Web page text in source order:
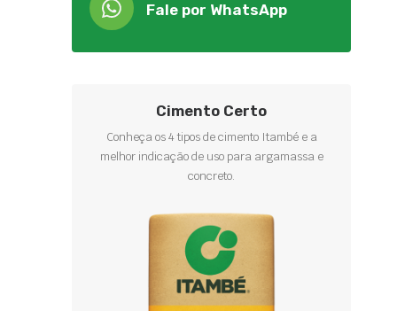
Fale por WhatsApp
Cimento Certo
Conheça os 4 tipos de cimento Itambé e a
melhor indicação de uso para argamassa e
concreto.